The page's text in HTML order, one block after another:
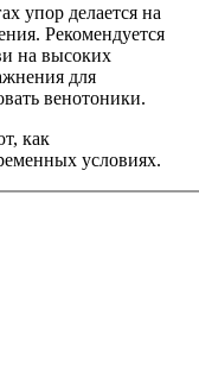
упор делается на
Рекомендуется
на высоких
для
венотоники.
как
условиях.